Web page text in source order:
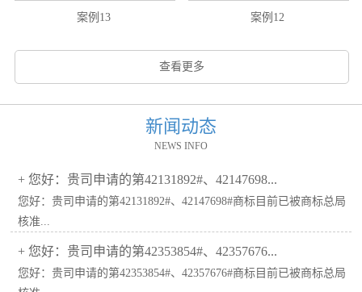
案例13 案例12
查看更多
新闻动态
NEWS INFO
+ 您好：贵司申请的第42131892#、42147698...
您好：贵司申请的第42131892#、42147698#商标目前已被商标总局
核准...
+ 您好：贵司申请的第42353854#、42357676...
您好：贵司申请的第42353854#、42357676#商标目前已被商标总局